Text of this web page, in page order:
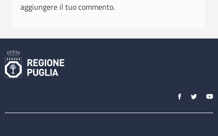
aggiungere il tuo commento.